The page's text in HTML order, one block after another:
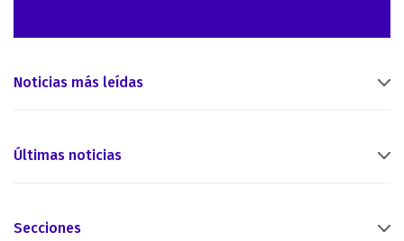
Noticias más leídas
Últimas noticias
Secciones